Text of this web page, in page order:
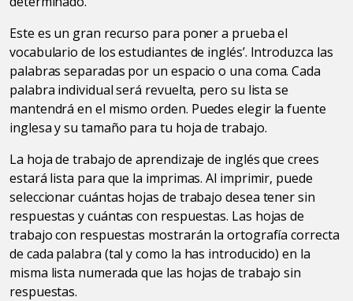
Este es un gran recurso para poner a prueba el
vocabulario de los estudiantes de inglés’. Introduzca las
palabras separadas por un espacio o una coma. Cada
palabra individual será revuelta, pero su lista se
mantendrá en el mismo orden. Puedes elegir la fuente
inglesa y su tamaño para tu hoja de trabajo.
La hoja de trabajo de aprendizaje de inglés que crees
estará lista para que la imprimas. Al imprimir, puede
seleccionar cuántas hojas de trabajo desea tener sin
respuestas y cuántas con respuestas. Las hojas de
trabajo con respuestas mostrarán la ortografía correcta
de cada palabra (tal y como la has introducido) en la
misma lista numerada que las hojas de trabajo sin
respuestas.